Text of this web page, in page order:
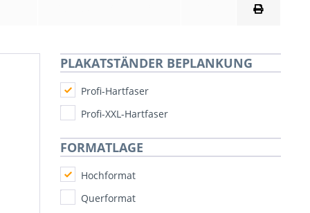
PLAKATSTÄNDER BEPLANKUNG
Profi-Hartfaser
Profi-XXL-Hartfaser
FORMATLAGE
Hochformat
Querformat